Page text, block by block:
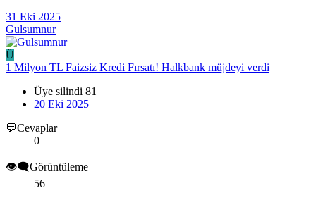
31 Eki 2025
Gulsumnur
Ü
1 Milyon TL Faizsiz Kredi Fırsatı! Halkbank müjdeyi verdi
Üye silindi 81
20 Eki 2025
💬Cevaplar
0
👁️‍🗨️Görüntüleme
56